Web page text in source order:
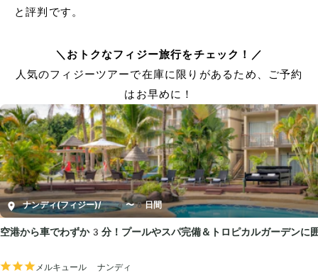
と評判です。
＼おトクなフィジー旅行をチェック！／
人気のフィジーツアーで在庫に限りがあるため、ご予約
はお早めに！